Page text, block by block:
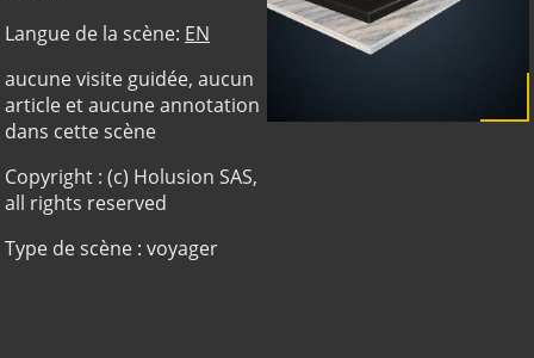
Langue de la scène: EN
aucune visite guidée, aucun
article et aucune annotation
dans cette scène
Copyright : (c) Holusion SAS,
all rights reserved
Type de scène : voyager